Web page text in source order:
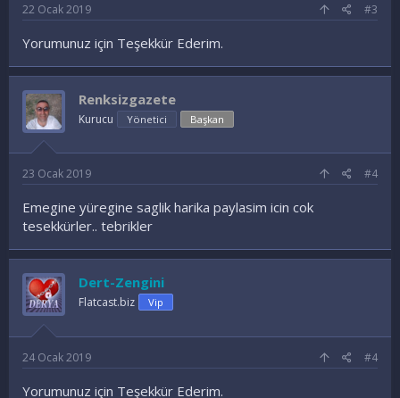
22 Ocak 2019 #3
Yorumunuz için Teşekkür Ederim.
Renksizgazete
Kurucu Yönetici Başkan
23 Ocak 2019 #4
Emegine yüregine saglik harika paylasim icin cok
tesekkürler.. tebrikler
Dert-Zengini
Flatcast.biz Vip
24 Ocak 2019 #4
Yorumunuz için Teşekkür Ederim.